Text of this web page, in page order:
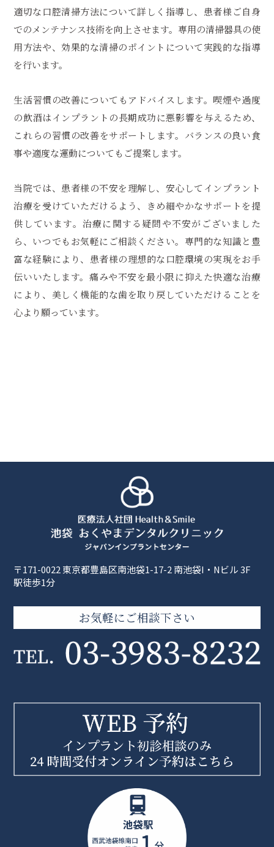
適切な口腔清掃方法について詳しく指導し、患者様ご自身
でのメンテナンス技術を向上させます。専用の清掃器具の使
用方法や、効果的な清掃のポイントについて実践的な指導
を行います。
生活習慣の改善についてもアドバイスします。喫煙や過度
の飲酒はインプラントの長期成功に悪影響を与えるため、
これらの習慣の改善をサポートします。バランスの良い食
事や適度な運動についてもご提案します。
当院では、患者様の不安を理解し、安心してインプラント
治療を受けていただけるよう、きめ細やかなサポートを提
供しています。治療に関する疑問や不安がございました
ら、いつでもお気軽にご相談ください。専門的な知識と豊
富な経験により、患者様の理想的な口腔環境の実現をお手
伝いいたします。痛みや不安を最小限に抑えた快適な治療
により、美しく機能的な歯を取り戻していただけることを
心より願っています。
〒171-0022 東京都豊島区南池袋1-17-2 南池袋I・Nビル 3F
駅徒歩1分
お気軽にご相談下さい